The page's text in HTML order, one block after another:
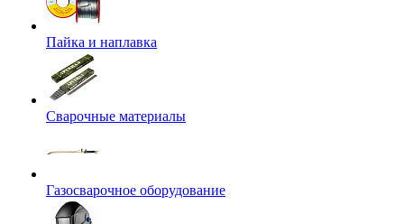
Пайка и наплавка
Сварочные материалы
Газосварочное оборудование